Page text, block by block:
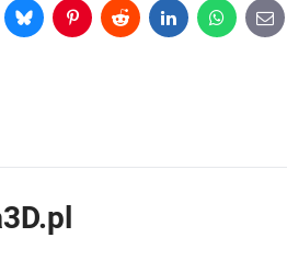
BlueskyPinterestRedditLinkedInWhatsApp
E-
mail